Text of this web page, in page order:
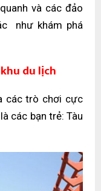
và các đảo
như khám phá
du lịch
các trò chơi cực
các bạn trẻ: Tàu